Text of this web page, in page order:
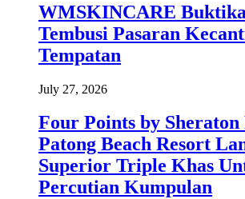
WMSKINCARE
Tembusi Pasaran
Tempatan
July 27, 2026
Four Points by Sheraton
Patong Beach Resort
Superior Triple Khas
Percutian Kumpulan